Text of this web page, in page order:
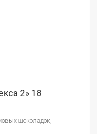
2» 18
шоколадок,